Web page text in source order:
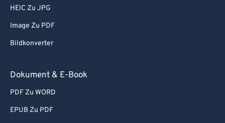
HEIC Zu JPG
Image Zu PDF
Bildkonverter
Dokument & E-Book
PDF Zu WORD
EPUB Zu PDF